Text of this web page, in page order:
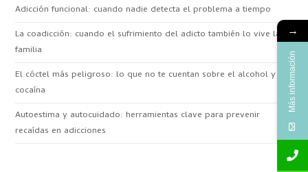
Adicción funcional: cuando nadie detecta el problema a tiempo
La coadicción: cuando el sufrimiento del adicto también lo vive la
familia
El cóctel más peligroso: lo que no te cuentan sobre el alcohol y la
cocaína
Autoestima y autocuidado: herramientas clave para prevenir
recaídas en adicciones
→
Más información